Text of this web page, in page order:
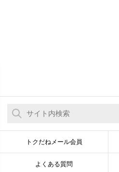
トクだねメール会員
よくある質問